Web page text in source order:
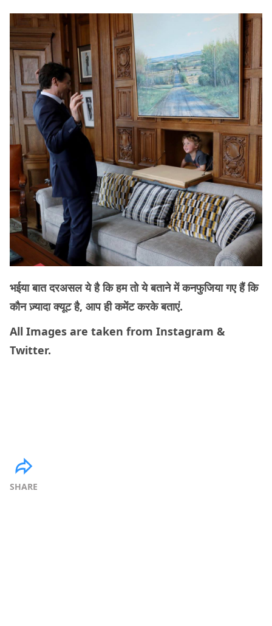
भईया बात दरअसल ये है कि हम तो ये बताने में कनफुजिया गए हैं कि
कौन ज़्यादा क्यूट है, आप ही कमेंट करके बताएं.
All Images are taken from Instagram &
Twitter.
SHARE